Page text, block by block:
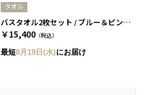
タオル
バスタオル2枚セット / ブルー＆ピンク［オルシア］
￥15,400 （税込）
最短8月19日(水)にお届け